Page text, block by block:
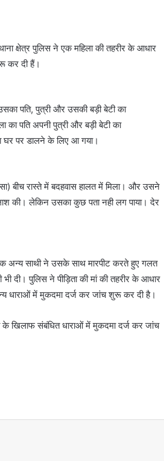
क्षेत्र पुलिस ने एक महिला की तहरीर के आधार
कर दी हैं।
पति, पुत्री और उसकी बड़ी बेटी का
पति अपनी पुत्री और बड़ी बेटी का
पर डालने के लिए आ गया।
बीच रास्ते में बदहवास हालत में मिला। और उसने
की। लेकिन उसका कुछ पता नही लग पाया। देर
अन्य साथी ने उसके साथ मारपीट करते हुए गलत
दी। पुलिस ने पीड़िता की मां की तहरीर के आधार
धाराओं में मुकदमा दर्ज कर जांच शुरू कर दी है।
खिलाफ संबंधित धाराओं में मुकदमा दर्ज कर जांच